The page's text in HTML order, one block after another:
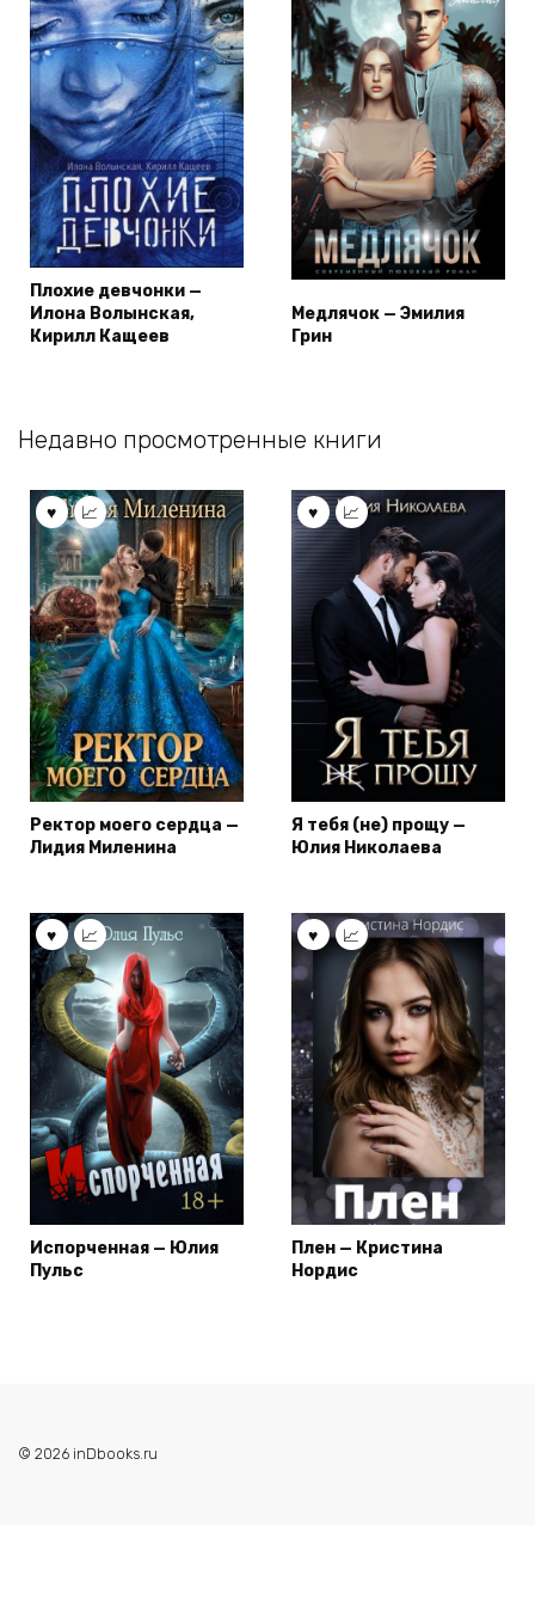
Плохие девчонки —
Илона Волынская,
Кирилл Кащеев
Медлячок — Эмилия
Грин
Недавно просмотренные книги
Ректор моего сердца —
Лидия Миленина
Я тебя (не) прощу —
Юлия Николаева
Испорченная — Юлия
Пульс
Плен — Кристина
Нордис
© 2026 inDbooks.ru